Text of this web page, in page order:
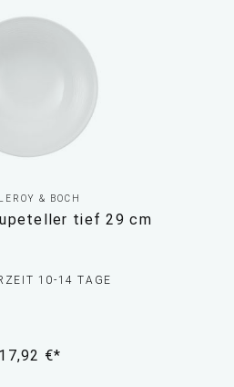
& BOCH
tief 29 cm
10-14 TAGE
17,92 €*